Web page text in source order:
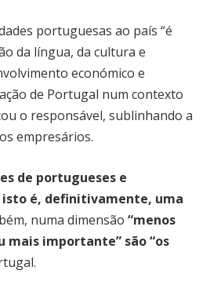
portuguesas ao país “é
da língua, da cultura e
económico e
de Portugal num contexto
o responsável, sublinhando a
empresários.
de portugueses e
isto é, definitivamente, uma
numa dimensão “menos
mais importante” são “os